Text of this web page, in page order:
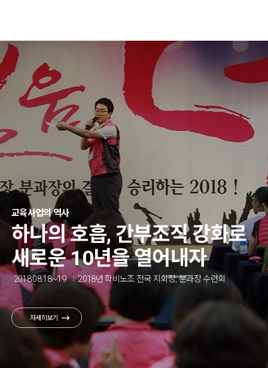
교섭과 처우개선의 역사
2017.06.29 ~ 30 전국학교비정규직노동자 총파업대회
투쟁의 역사
2012.11.03 전국학교비정규직노동자대회
교육사업의 역사
하나의 호흡, 간부조직 강화로
새로운 10년을 열어내자
2018.08.18~19 2018년 학비노조 전국 지회장, 분과장 수련회
자세히보기
고용안정투쟁의 역사
2019.11.09 시간제 차별철폐! 보충교섭 승리! 학교비정규직 노동자대회
법제화투쟁의 역사
2013.06.22 전국학교비정규직노동자대회
법규투쟁의 역사
2016.11.14 전국학교비정규직노동자대회 민중총궐기
노동안전투쟁의 역사
2018.11.10 전국학교비정규직노동자대회
통일운동의 역사
2021.04.02 전국학교비정규직노동조합 창립 10주년 기념식
노동자정치세력화 사업의 역사
2018.05.03 학교비정규직노동자 지방선거 출마 합동 기자회견